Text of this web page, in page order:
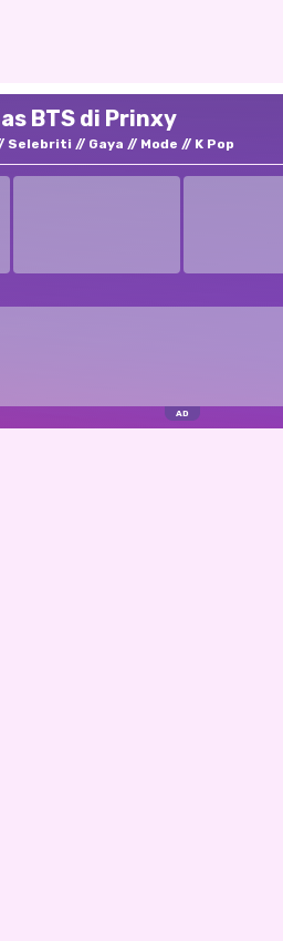
BTS di Prinxy
Selebriti Gaya Mode K Pop